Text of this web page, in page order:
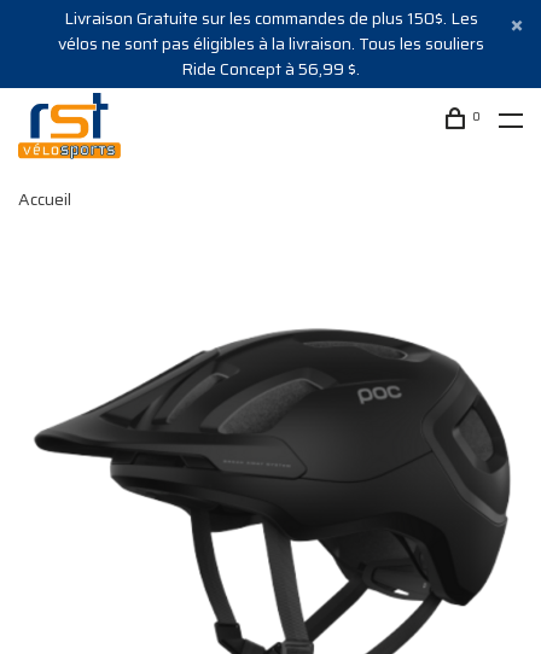
Livraison Gratuite sur les commandes de plus 150$. Les
vélos ne sont pas éligibles à la livraison. Tous les souliers
Ride Concept à 56,99 $.
0
Accueil